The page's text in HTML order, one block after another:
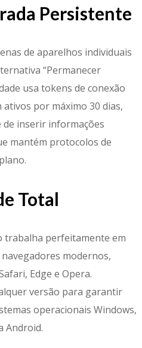
Persistente
de aparelhos individuais
“Permanecer
usa tokens de conexão
por máximo 30 dias,
de inserir informações
mantém protocolos de
Total
trabalha perfeitamente em
modernos,
Edge e Opera.
versão para garantir
operacionais Windows,
Android.